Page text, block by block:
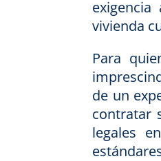
vivienda
Para
de un
contratar
legales